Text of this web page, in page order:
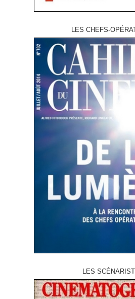
LES CHEFS-
LES